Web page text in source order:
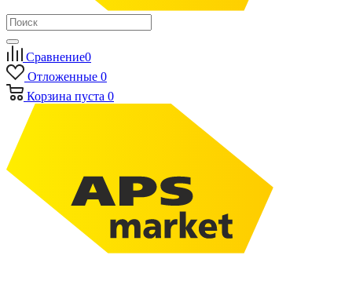
Сравнение0
Отложенные 0
Корзина пуста 0